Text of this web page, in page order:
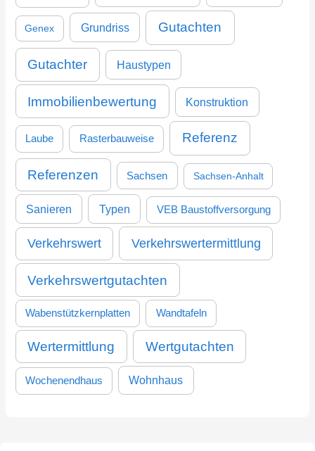
Genex Grundriss Gutachten
Gutachter Haustypen
Immobilienbewertung Konstruktion
Laube Rasterbauweise Referenz
Referenzen Sachsen Sachsen-Anhalt
Sanieren Typen VEB Baustoffversorgung
Verkehrswert Verkehrswertermittlung
Verkehrswertgutachten
Wabenstützkernplatten Wandtafeln
Wertermittlung Wertgutachten
Wochenendhaus Wohnhaus